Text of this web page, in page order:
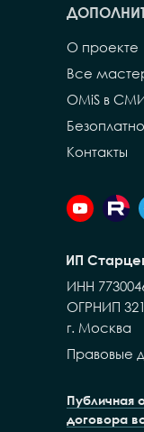
О проекте
Контакты
Публичная
договора
OMiS в
Правовые
ИНН
ОГРНИП
г. Москва
ИП
Все